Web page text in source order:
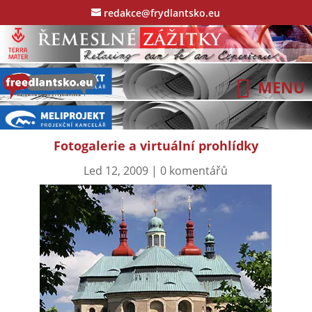
redakce@frydlantsko.eu
Fotogalerie a virtuální prohlídky
Led 12, 2009 |0 komentářů